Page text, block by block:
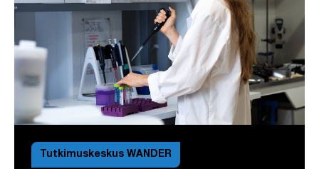
Tutkimuskeskus WANDER